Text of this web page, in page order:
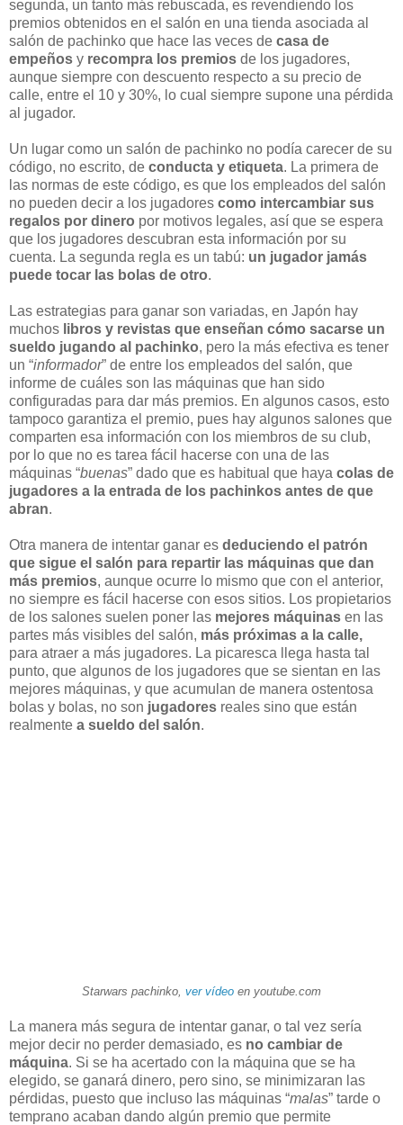
segunda, un tanto más rebuscada, es revendiendo los
premios obtenidos en el salón en una tienda asociada al
salón de pachinko que hace las veces de casa de
empeños y recompra los premios de los jugadores,
aunque siempre con descuento respecto a su precio de
calle, entre el 10 y 30%, lo cual siempre supone una pérdida
al jugador.
Un lugar como un salón de pachinko no podía carecer de su
código, no escrito, de conducta y etiqueta. La primera de
las normas de este código, es que los empleados del salón
no pueden decir a los jugadores como intercambiar sus
regalos por dinero por motivos legales, así que se espera
que los jugadores descubran esta información por su
cuenta. La segunda regla es un tabú: un jugador jamás
puede tocar las bolas de otro.
Las estrategias para ganar son variadas, en Japón hay
muchos libros y revistas que enseñan cómo sacarse un
sueldo jugando al pachinko, pero la más efectiva es tener
un “informador” de entre los empleados del salón, que
informe de cuáles son las máquinas que han sido
configuradas para dar más premios. En algunos casos, esto
tampoco garantiza el premio, pues hay algunos salones que
comparten esa información con los miembros de su club,
por lo que no es tarea fácil hacerse con una de las
máquinas “buenas” dado que es habitual que haya colas de
jugadores a la entrada de los pachinkos antes de que
abran.
Otra manera de intentar ganar es deduciendo el patrón
que sigue el salón para repartir las máquinas que dan
más premios, aunque ocurre lo mismo que con el anterior,
no siempre es fácil hacerse con esos sitios. Los propietarios
de los salones suelen poner las mejores máquinas en las
partes más visibles del salón, más próximas a la calle,
para atraer a más jugadores. La picaresca llega hasta tal
punto, que algunos de los jugadores que se sientan en las
mejores máquinas, y que acumulan de manera ostentosa
bolas y bolas, no son jugadores reales sino que están
realmente a sueldo del salón.
Starwars pachinko, ver vídeo en youtube.com
La manera más segura de intentar ganar, o tal vez sería
mejor decir no perder demasiado, es no cambiar de
máquina. Si se ha acertado con la máquina que se ha
elegido, se ganará dinero, pero sino, se minimizaran las
pérdidas, puesto que incluso las máquinas “malas” tarde o
temprano acaban dando algún premio que permite